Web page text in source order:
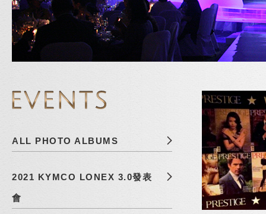
ALL PHOTO ALBUMS
2021 KYMCO LONEX 3.0發表
會